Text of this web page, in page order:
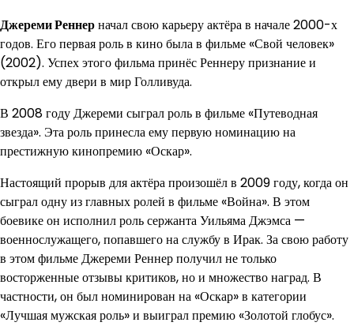
Джереми Реннерначал свою карьеру актёра в начале 2000-х
годов. Его первая роль в кино была в фильме «Свой человек»
(2002). Успех этого фильма принёс Реннеру признание и
открыл ему двери в мир Голливуда.
В 2008 году Джереми сыграл роль в фильме «Путеводная
звезда». Эта роль принесла ему первую номинацию на
престижную кинопремию «Оскар».
Настоящий прорыв для актёра произошёл в 2009 году, когда он
сыграл одну из главных ролей в фильме «Война». В этом
боевике он исполнил роль сержанта Уильяма Джэмса —
военнослужащего, попавшего на службу в Ирак. За свою работу
в этом фильме Джереми Реннер получил не только
восторженные отзывы критиков, но и множество наград. В
частности, он был номинирован на «Оскар» в категории
«Лучшая мужская роль» и выиграл премию «Золотой глобус».